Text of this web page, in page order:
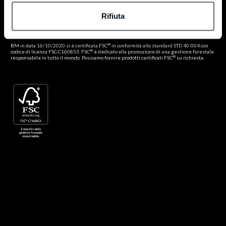
Rifiuta
Politica FSC
BM in data 16/10/2020 si è certificata FSC® in conformità allo standard STD 40-004 con
codice di licenza FSC-C160853. FSC® è dedicato alla promozione di una gestione forestale
responsabile in tutto il mondo. Possiamo fornire prodotti certificati FSC® su richiesta.